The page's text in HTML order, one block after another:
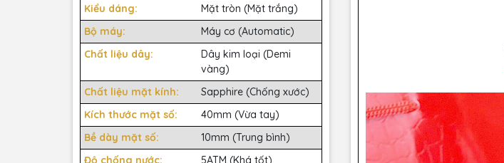
Kiểu dáng:
Mặt tròn (Mặt trắng)
Bộ máy:
Máy cơ (Automatic)
Chất liệu dây:
Dây kim loại (Demi
vàng)
Chất liệu mặt kính:
Sapphire (Chống xước)
Kích thước mặt số:
40mm (Vừa tay)
Bề dày mặt số:
10mm (Trung bình)
Độ chống nước:
5ATM (Khá tốt)